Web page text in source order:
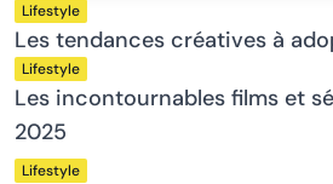
Lifestyle
Les tendances créatives à
Lifestyle
Les incontournables films et
2025
Lifestyle